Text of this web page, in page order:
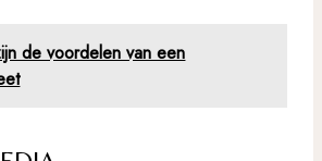
de voordelen van een